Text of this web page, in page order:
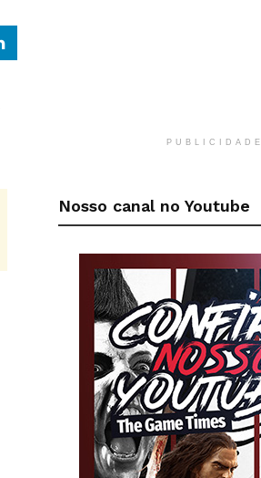
PUBLICIDADE
Nosso canal no Youtube